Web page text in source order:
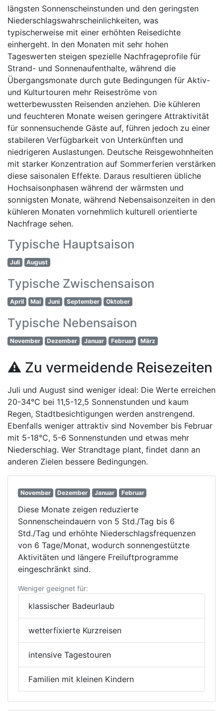
längsten Sonnenscheinstunden und den geringsten
Niederschlagswahrscheinlichkeiten, was
typischerweise mit einer erhöhten Reisedichte
einhergeht. In den Monaten mit sehr hohen
Tageswerten steigen spezielle Nachfrageprofile für
Strand- und Sonnenaufenthalte, während die
Übergangsmonate durch gute Bedingungen für Aktiv-
und Kulturtouren mehr Reiseströme von
wetterbewussten Reisenden anziehen. Die kühleren
und feuchteren Monate weisen geringere Attraktivität
für sonnensuchende Gäste auf, führen jedoch zu einer
stabileren Verfügbarkeit von Unterkünften und
niedrigeren Auslastungen. Deutsche Reisgewohnheiten
mit starker Konzentration auf Sommerferien verstärken
diese saisonalen Effekte. Daraus resultieren übliche
Hochsaisonphasen während der wärmsten und
sonnigsten Monate, während Nebensaisonzeiten in den
kühleren Monaten vornehmlich kulturell orientierte
Nachfrage sehen.
Typische Hauptsaison
Juli August
Typische Zwischensaison
April Mai Juni September Oktober
Typische Nebensaison
November Dezember Januar Februar März
⚠️ Zu vermeidende Reisezeiten
Juli und August sind weniger ideal: Die Werte erreichen
20-34°C bei 11,5-12,5 Sonnenstunden und kaum
Regen, Stadtbesichtigungen werden anstrengend.
Ebenfalls weniger attraktiv sind November bis Februar
mit 5-18°C, 5-6 Sonnenstunden und etwas mehr
Niederschlag. Wer Strandtage plant, findet dann an
anderen Zielen bessere Bedingungen.
November Dezember Januar Februar
Diese Monate zeigen reduzierte
Sonnenscheindauern von 5 Std./Tag bis 6
Std./Tag und erhöhte Niederschlagsfrequenzen
von 6 Tage/Monat, wodurch sonnengestützte
Aktivitäten und längere Freiluftprogramme
eingeschränkt sind.
Weniger geeignet für:
klassischer Badeurlaub
wetterfixierte Kurzreisen
intensive Tagestouren
Familien mit kleinen Kindern